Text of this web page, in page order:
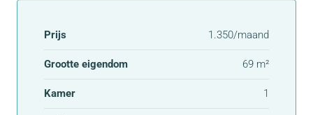
Prijs 1.350/maand
Grootte eigendom 69 m²
Kamer 1